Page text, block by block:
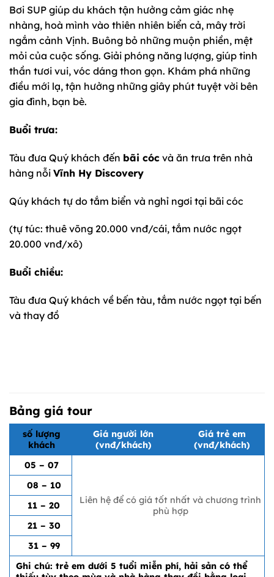
Bơi SUP giúp du khách tận hưởng cảm giác nhẹ
nhàng, hoà mình vào thiên nhiên biển cả, mây trời
ngắm cảnh Vịnh. Buông bỏ những muộn phiền, mệt
mỏi của cuộc sống. Giải phóng năng lượng, giúp tinh
thần tươi vui, vóc dáng thon gọn. Khám phá những
điều mới lạ, tận hưởng những giây phút tuyệt vời bên
gia đình, bạn bè.
Buổi trưa:
Tàu đưa Quý khách đến bãi cóc và ăn trưa trên nhà
hàng nỗi Vĩnh Hy Discovery
Qúy khách tự do tắm biển và nghỉ ngơi tại bãi cóc
(tự túc: thuê võng 20.000 vnđ/cái, tắm nước ngọt
20.000 vnđ/xô)
Buổi chiều:
Tàu đưa Quý khách về bến tàu, tắm nước ngọt tại bến
và thay đồ
Bảng giá tour
số lượng
khách
Giá người lớn
(vnđ/khách)
Giá trẻ em
(vnđ/khách)
05 – 07
Liên hệ để có giá tốt nhất và chương trình
phù hợp
08 – 10
11 – 20
21 – 30
31 – 99
Ghi chú: trẻ em dưới 5 tuổi miễn phí, hải sản có thể